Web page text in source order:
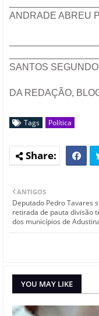
ANDRADE ABREU
SANTOS
DA REDAÇÃO,
Tags Política
ANTIGOS
Deputado Pedro Tavares
retirada de pauta divisão
dos municípios de
YOU MAY LIKE